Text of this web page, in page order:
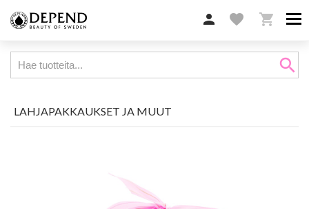
 favorite 
search
LAHJAPAKKAUKSET JA MUUT